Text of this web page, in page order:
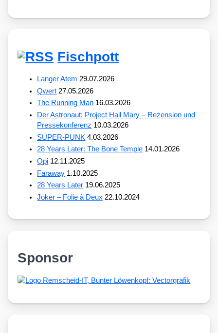
Fischpott
Langer Atem 29.07.2026
Qwert 27.05.2026
The Running Man 16.03.2026
Der Astronaut: Project Hail Mary – Rezension und
Pressekonferenz 10.03.2026
SUPER-PUNK 4.03.2026
28 Years Later: The Bone Temple 14.01.2026
Opi 12.11.2025
Faraway 1.10.2025
28 Years Later 19.06.2025
Joker – Folie à Deux 22.10.2024
Sponsor